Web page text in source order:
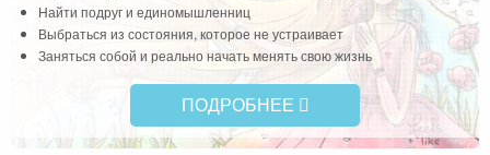
Найти подруг и единомышленниц
Выбраться из состояния, которое не устраивает
Заняться собой и реально начать менять свою жизнь
ПОДРОБНЕЕ